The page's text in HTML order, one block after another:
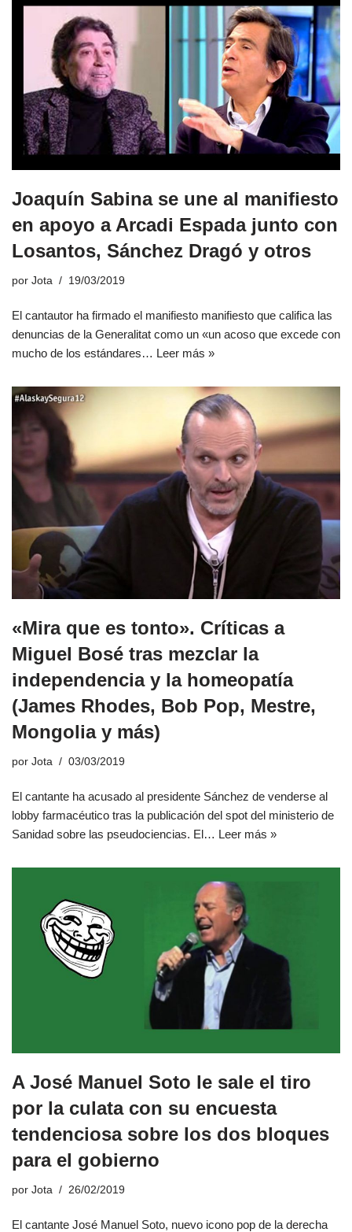
Joaquín Sabina se une al manifiesto
en apoyo a Arcadi Espada junto con
Losantos, Sánchez Dragó y otros
por Jota 19/03/2019
El cantautor ha firmado el manifiesto manifiesto que califica las
denuncias de la Generalitat como un «un acoso que excede con
mucho de los estándares… Leer más »
«Mira que es tonto». Críticas a
Miguel Bosé tras mezclar la
independencia y la homeopatía
(James Rhodes, Bob Pop, Mestre,
Mongolia y más)
por Jota 03/03/2019
El cantante ha acusado al presidente Sánchez de venderse al
lobby farmacéutico tras la publicación del spot del ministerio de
Sanidad sobre las pseudociencias. El… Leer más »
A José Manuel Soto le sale el tiro
por la culata con su encuesta
tendenciosa sobre los dos bloques
para el gobierno
por Jota 26/02/2019
El cantante José Manuel Soto, nuevo icono pop de la derecha